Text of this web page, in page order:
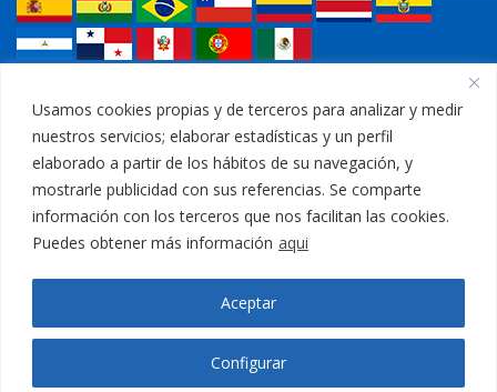
Usamos cookies propias y de terceros para analizar y medir
nuestros servicios; elaborar estadísticas y un perfil
elaborado a partir de los hábitos de su navegación, y
mostrarle publicidad con sus referencias. Se comparte
información con los terceros que nos facilitan las cookies.
Puedes obtener más información aqui
Configurar
Aceptar
Legal
Política de privacidad
Aviso Legal